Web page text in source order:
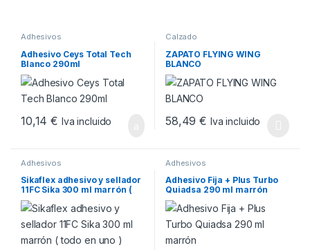
Adhesivos
Adhesivo Ceys Total Tech
Blanco 290ml
10,14€ Iva incluido
Calzado
ZAPATO FLYING WING
BLANCO
58,49€ Iva incluido
Adhesivos
Sikaflex adhesivo y sellador
11FC Sika 300 ml marrón (
todo en uno )
Adhesivos
Adhesivo Fija + Plus Turbo
Quiadsa 290 ml marrón